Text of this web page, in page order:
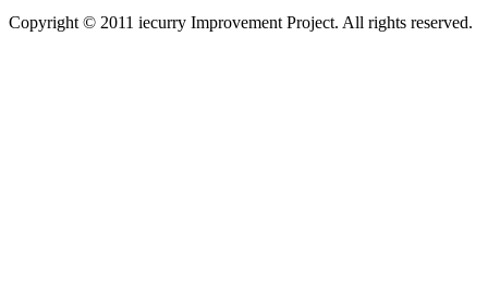
Copyright © 2011 iecurry Improvement Project. All rights reserved.